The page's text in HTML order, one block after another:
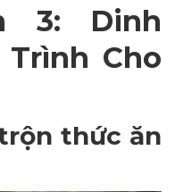
3: Dinh
Cho
thức ăn